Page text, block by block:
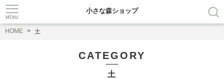
小さな森ショップ
HOME 土
CATEGORY
土